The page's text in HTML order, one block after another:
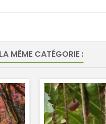
MÊME CATÉGORIE :